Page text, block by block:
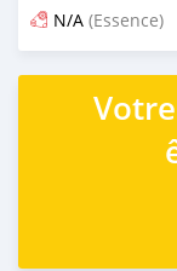
N/A (Essence)
Publié il y a